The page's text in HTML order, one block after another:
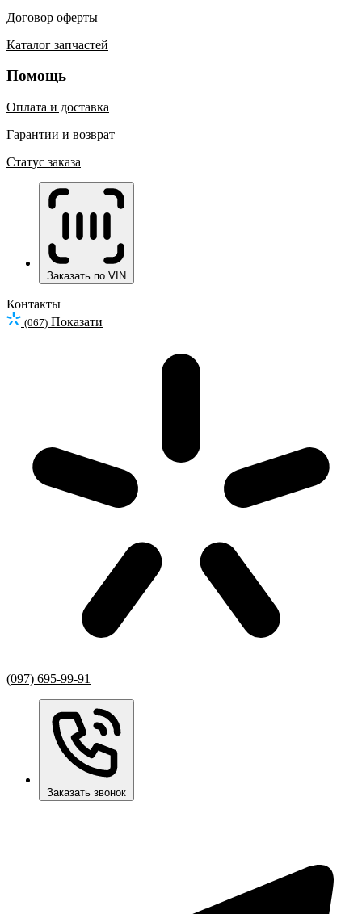
Договор оферты
Каталог запчастей
Помощь
Оплата и доставка
Гарантии и возврат
Статус заказа
Заказать по VIN
Контакты
(067) Показати
(097) 695-99-91
Заказать звонок